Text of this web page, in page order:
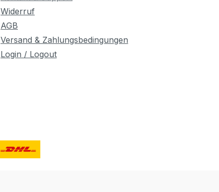
Widerruf
AGB
Versand & Zahlungsbedingungen
Login / Logout